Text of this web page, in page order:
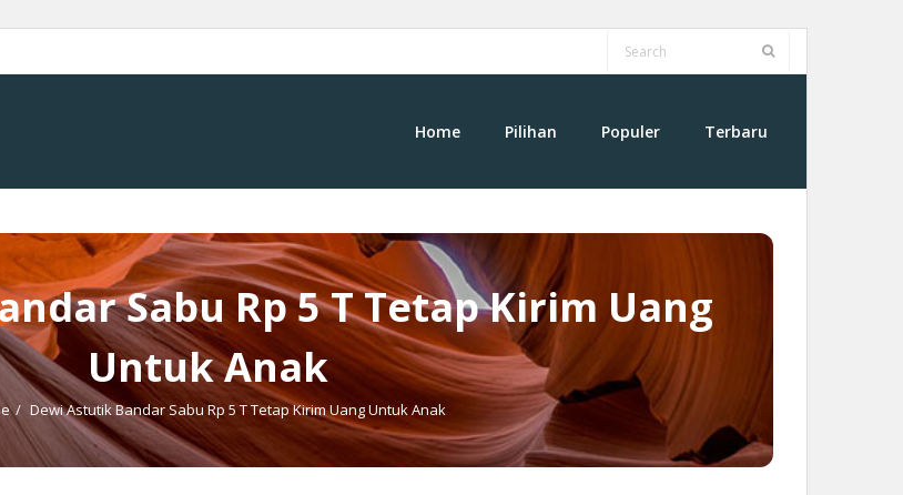
Home Pilihan Populer Terbaru
Sabu Rp 5 T Tetap Kirim Uang
Untuk Anak
/ Dewi Astutik Bandar Sabu Rp 5 T Tetap Kirim Uang Untuk Anak